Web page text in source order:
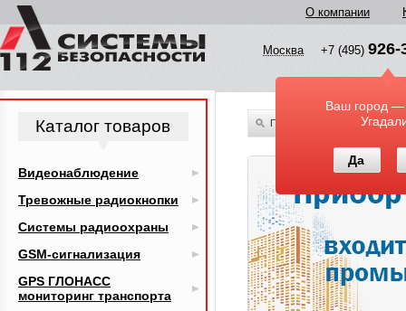
О компании
Москва +7 (495) 926-
Ваш город —
Да
По всему каталогу
Каталог товаров
Видеонаблюдение
Тревожные радиокнопки
Системы радиоохраны
GSM-сигнализация
GPS ГЛОНАСС
мониторинг транспорта